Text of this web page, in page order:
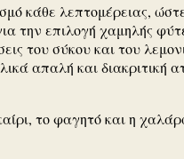
κάθε λεπτομέρειας,
την επιλογή χαμηλής
του σύκου και του
απαλή και διακριτική
το φαγητό και η